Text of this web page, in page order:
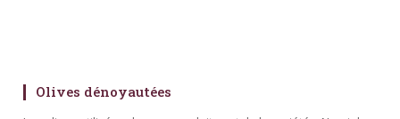
Olives dénoyautées